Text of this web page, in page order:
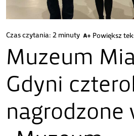
Czas czytania: 2 minuty Powiększ
Muzeum
Gdyni
nagrodzone